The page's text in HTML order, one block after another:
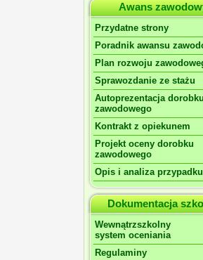
Awans
Przydatne strony
Poradnik awansu
Plan rozwoju
Sprawozdanie ze stażu
Autoprezentacja dorobku
zawodowego
Kontrakt z opiekunem
Projekt oceny dorobku
zawodowego
Opis i analiza przypadku
Dokumentacja
Wewnątrzszkolny
system oceniania
Regulaminy